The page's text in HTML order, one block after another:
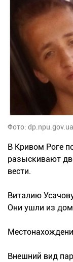
Фото: dp.npu.gov.ua
В Кривом Роге
разыскивают
вести.
Виталию
Они ушли из
Внешний вид